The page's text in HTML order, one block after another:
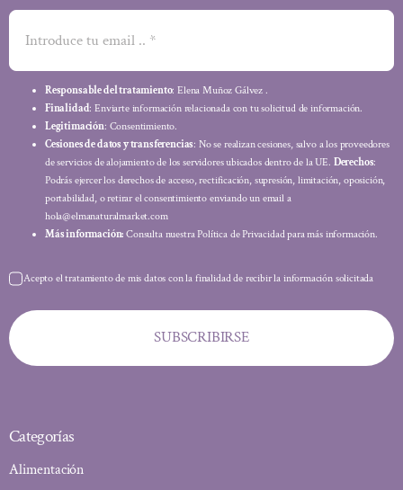
Responsable del tratamiento: Elena Muñoz Gálvez .
Finalidad: Enviarte información relacionada con tu solicitud de información.
Legitimación: Consentimiento.
Cesiones de datos y transferencias: No se realizan cesiones, salvo a los proveedores
de servicios de alojamiento de los servidores ubicados dentro de la UE. Derechos:
Podrás ejercer los derechos de acceso, rectificación, supresión, limitación, oposición,
portabilidad, o retirar el consentimiento enviando un email a
hola@elmanaturalmarket.com
Más información: Consulta nuestra Política de Privacidad para más información.
Acepto el tratamiento de mis datos con la finalidad de recibir la información solicitada
SUBSCRIBIRSE
Categorías
Alimentación